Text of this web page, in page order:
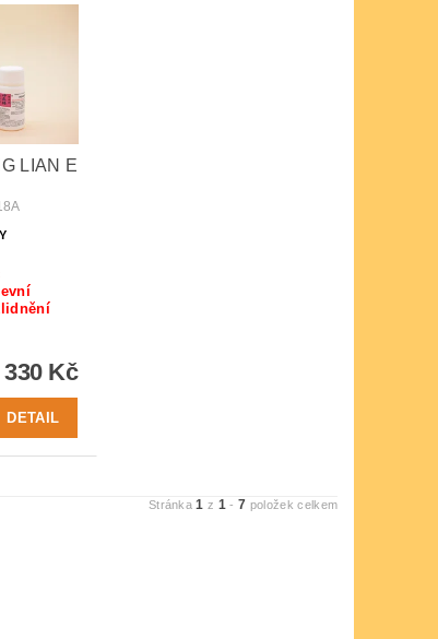
LIAN E
330 Kč
DETAIL
Stránka1 z 1 -7 položek celkem